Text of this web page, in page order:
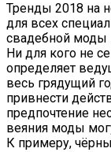
Тренды 2018 на
для всех
свадебной моды
Ни для кого не
определяет
весь грядущий
привнести
предпочтение
веяния моды
К примеру,